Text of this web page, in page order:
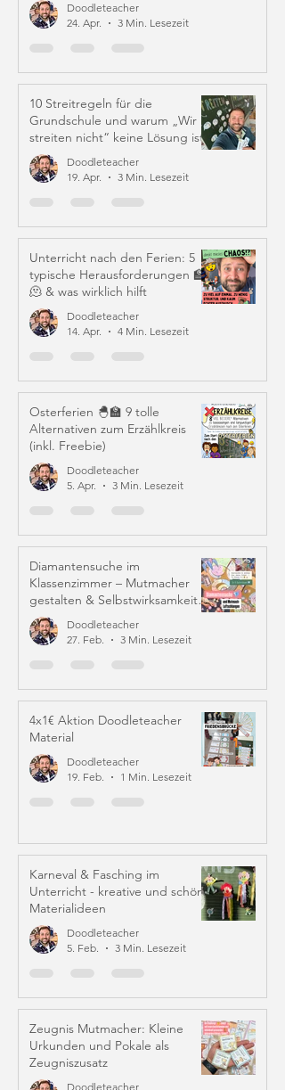
Doodleteacher
24. Apr.
3 Min. Lesezeit
10 Streitregeln für die
Grundschule und warum „Wir
streiten nicht“ keine Lösung ist
Doodleteacher
19. Apr.
3 Min. Lesezeit
Unterricht nach den Ferien: 5
typische Herausforderungen 🏫
🫠 & was wirklich hilft
Doodleteacher
14. Apr.
4 Min. Lesezeit
Osterferien 🐣🏫 9 tolle
Alternativen zum Erzählkreis
(inkl. Freebie)
Doodleteacher
5. Apr.
3 Min. Lesezeit
Diamantensuche im
Klassenzimmer – Mutmacher
gestalten & Selbstwirksamkeit
stärken Doodleteacher
27. Feb.
3 Min. Lesezeit
4x1€ Aktion Doodleteacher
Material
Doodleteacher
19. Feb.
1 Min. Lesezeit
Karneval & Fasching im
Unterricht - kreative und schöne
Materialideen
Doodleteacher
5. Feb.
3 Min. Lesezeit
Zeugnis Mutmacher: Kleine
Urkunden und Pokale als
Zeugniszusatz
Doodleteacher